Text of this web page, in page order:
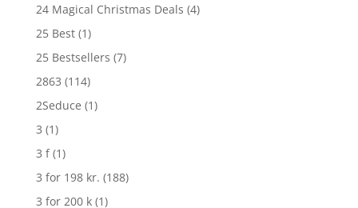
24 Magical Christmas Deals (4)
25 Best (1)
25 Bestsellers (7)
2863 (114)
2Seduce (1)
3 (1)
3 f (1)
3 for 198 kr. (188)
3 for 200 k (1)